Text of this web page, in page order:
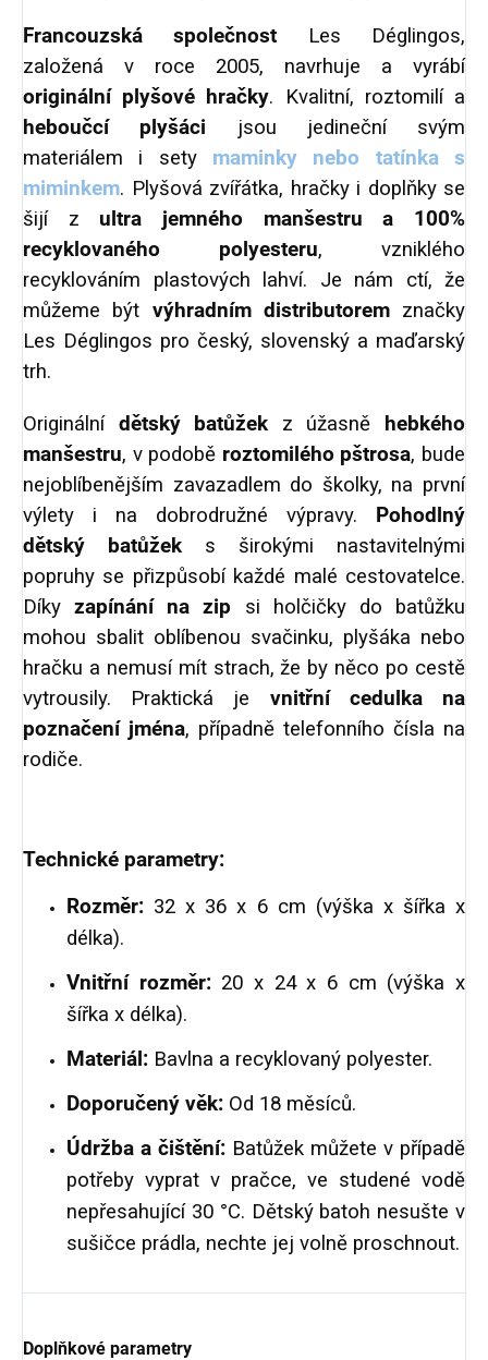
Francouzská společnost Les Déglingos,
založená v roce 2005, navrhuje a vyrábí
originální plyšové hračky. Kvalitní, roztomilí a
heboučcí plyšáci jsou jedineční svým
materiálem i sety maminky nebo tatínka s
miminkem. Plyšová zvířátka, hračky i doplňky se
šijí z ultra jemného manšestru a 100%
recyklovaného polyesteru, vzniklého
recyklováním plastových lahví. Je nám ctí, že
můžeme být výhradním distributoremznačky
Les Déglingos pro český, slovenský a maďarský
trh.
Originálnídětský batůžek z úžasně hebkého
manšestru, v podobě roztomilého pštrosa, bude
nejoblíbenějším zavazadlem do školky, na první
výlety i na dobrodružné výpravy. Pohodlný
dětský batůžek s širokými nastavitelnými
popruhy se přizpůsobí každé malé cestovatelce.
Díky zapínání na zip si holčičky do batůžku
mohou sbalit oblíbenou svačinku, plyšáka nebo
hračku a nemusí mít strach, že by něco po cestě
vytrousily. Praktická je vnitřní cedulka na
poznačení jména, případně telefonního čísla na
rodiče.
Technické parametry:
Rozměr: 32 x 36 x 6 cm (výška x šířka x
délka).
Vnitřní rozměr:20 x 24 x 6 cm (výška x
šířka x délka).
Materiál: Bavlna a recyklovaný polyester.
Doporučený věk: Od 18 měsíců.
Údržba a čištění: Batůžek můžete v případě
potřeby vyprat v pračce, ve studené vodě
nepřesahující 30 °C. Dětský batoh nesušte v
sušičce prádla, nechte jej volně proschnout.
Doplňkové parametry